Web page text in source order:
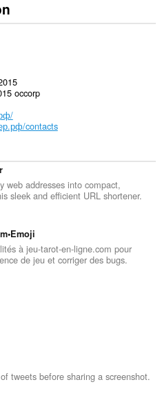
occorp
contacts
web addresses into compact,
sleek and efficient URL shortener.
à jeu-tarot-en-ligne.com pour
de jeu et corriger des bugs.
tweets before sharing a screenshot.